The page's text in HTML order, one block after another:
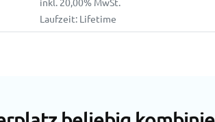
Laufzeit: Lifetime